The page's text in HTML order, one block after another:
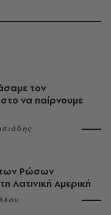
τον
να παίρνουμε
των Ρώσων
Λατινική Αμερική